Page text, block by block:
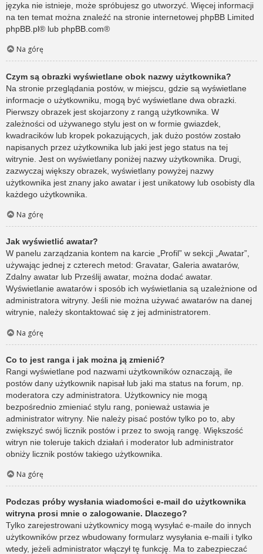
języka nie istnieje, może spróbujesz go utworzyć. Więcej informacji
na ten temat można znaleźć na stronie internetowej phpBB Limited
phpBB.pl® lub phpBB.com®
Na górę
Czym są obrazki wyświetlane obok nazwy użytkownika?
Na stronie przeglądania postów, w miejscu, gdzie są wyświetlane
informacje o użytkowniku, mogą być wyświetlane dwa obrazki.
Pierwszy obrazek jest skojarzony z rangą użytkownika. W
zależności od używanego stylu jest on w formie gwiazdek,
kwadracików lub kropek pokazujących, jak dużo postów zostało
napisanych przez użytkownika lub jaki jest jego status na tej
witrynie. Jest on wyświetlany poniżej nazwy użytkownika. Drugi,
zazwyczaj większy obrazek, wyświetlany powyżej nazwy
użytkownika jest znany jako awatar i jest unikatowy lub osobisty dla
każdego użytkownika.
Na górę
Jak wyświetlić awatar?
W panelu zarządzania kontem na karcie „Profil” w sekcji „Awatar”,
używając jednej z czterech metod: Gravatar, Galeria awatarów,
Zdalny awatar lub Prześlij awatar, można dodać awatar.
Wyświetlanie awatarów i sposób ich wyświetlania są uzależnione od
administratora witryny. Jeśli nie można używać awatarów na danej
witrynie, należy skontaktować się z jej administratorem.
Na górę
Co to jest ranga i jak można ją zmienić?
Rangi wyświetlane pod nazwami użytkowników oznaczają, ile
postów dany użytkownik napisał lub jaki ma status na forum, np.
moderatora czy administratora. Użytkownicy nie mogą
bezpośrednio zmieniać stylu rang, ponieważ ustawia je
administrator witryny. Nie należy pisać postów tylko po to, aby
zwiększyć swój licznik postów i przez to swoją rangę. Większość
witryn nie toleruje takich działań i moderator lub administrator
obniży licznik postów takiego użytkownika.
Na górę
Podczas próby wysłania wiadomości e-mail do użytkownika
witryna prosi mnie o zalogowanie. Dlaczego?
Tylko zarejestrowani użytkownicy mogą wysyłać e-maile do innych
użytkowników przez wbudowany formularz wysyłania e-maili i tylko
wtedy, jeżeli administrator włączył tę funkcję. Ma to zabezpieczać